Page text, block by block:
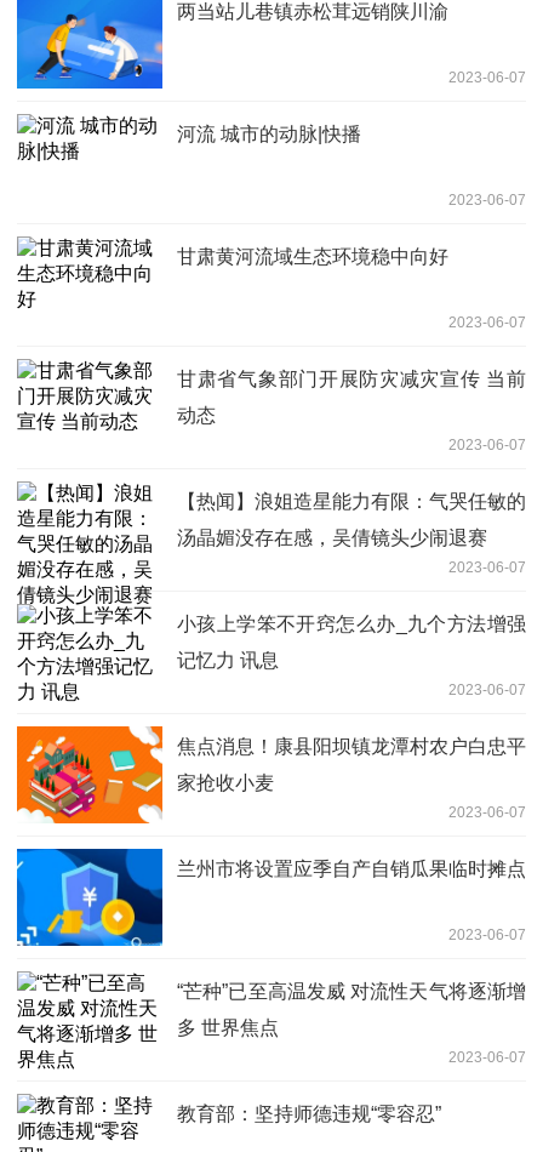
两当站儿巷镇赤松茸远销陕川渝
2023-06-07
河流 城市的动脉|快播
2023-06-07
甘肃黄河流域生态环境稳中向好
2023-06-07
甘肃省气象部门开展防灾减灾宣传 当前
动态
2023-06-07
【热闻】浪姐造星能力有限：气哭任敏的
汤晶媚没存在感，吴倩镜头少闹退赛
2023-06-07
小孩上学笨不开窍怎么办_九个方法增强
记忆力 讯息
2023-06-07
焦点消息！康县阳坝镇龙潭村农户白忠平
家抢收小麦
2023-06-07
兰州市将设置应季自产自销瓜果临时摊点
2023-06-07
“芒种”已至高温发威 对流性天气将逐渐增
多 世界焦点
2023-06-07
教育部：坚持师德违规“零容忍”